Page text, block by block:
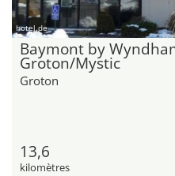
hotel.de
Baymont by
Groton/Mystic
Groton
13,6
kilomètres